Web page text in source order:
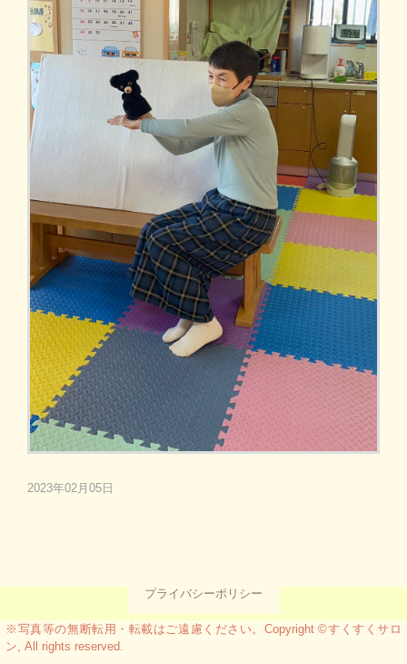
2023年02月05日
プライバシーポリシー
※写真等の無断転用・転載はご遠慮ください。 Copyright ©すくすくサロ
ン, All rights reserved